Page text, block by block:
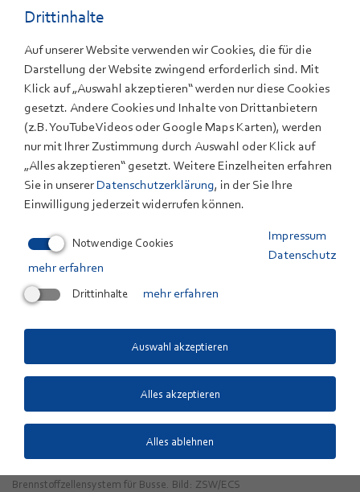
Sicherheitsbewertungen, Packaging-Studien sowie
ANSPRECHPARTNER
Dr. Alexander Kabza
+49 731 9530-832
E-Mail
Mitarbeiterprofil
Brennstoffzellensystem für Busse. Bild: ZSW/ECS
Drittinhalte
Auf unserer Website verwenden wir Cookies, die für die
Darstellung der Website zwingend erforderlich sind. Mit
Klick auf „Auswahl akzeptieren“ werden nur diese Cookies
gesetzt. Andere Cookies und Inhalte von Drittanbietern
(z.B. YouTube Videos oder Google Maps Karten), werden
nur mit Ihrer Zustimmung durch Auswahl oder Klick auf
„Alles akzeptieren“ gesetzt. Weitere Einzelheiten erfahren
Sie in unserer Datenschutzerklärung, in der Sie Ihre
Einwilligung jederzeit widerrufen können.
Impressum
Datenschutz
Notwendige Cookies
mehr erfahren
Drittinhalte
mehr erfahren
Auswahl akzeptieren
Alles akzeptieren
Alles ablehnen